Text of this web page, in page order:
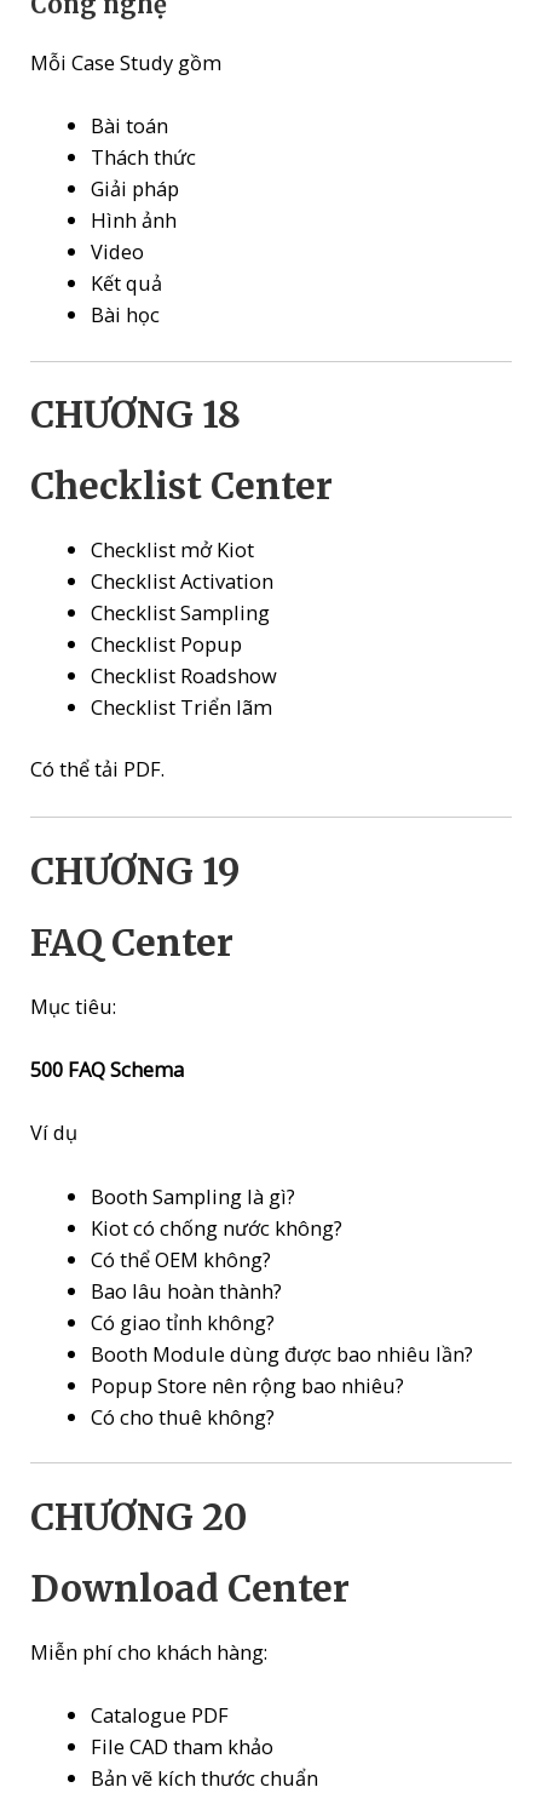
Mỗi Case Study gồm
Bài toán
Thách thức
Giải pháp
Hình ảnh
Video
Kết quả
Bài học
CHƯƠNG 18
Checklist Center
Checklist mở Kiot
Checklist Activation
Checklist Sampling
Checklist Popup
Checklist Roadshow
Checklist Triển lãm
Có thể tải PDF.
CHƯƠNG 19
FAQ Center
Mục tiêu:
500 FAQ Schema
Ví dụ
Booth Sampling là gì?
Kiot có chống nước không?
Có thể OEM không?
Bao lâu hoàn thành?
Có giao tỉnh không?
Booth Module dùng được bao nhiêu lần?
Popup Store nên rộng bao nhiêu?
Có cho thuê không?
CHƯƠNG 20
Download Center
Miễn phí cho khách hàng:
Catalogue PDF
File CAD tham khảo
Bản vẽ kích thước chuẩn